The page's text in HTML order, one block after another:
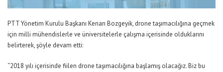
PTT Yönetim Kurulu Başkanı Kenan Bozgeyik, drone taşımacılığına geçmek
için milli mühendislerle ve üniversitelerle çalışma içerisinde olduklarını
belirterek, şöyle devam etti:
“2018 yılı içerisinde fiilen drone taşımacılığına başlamış olacağız. Biz bu